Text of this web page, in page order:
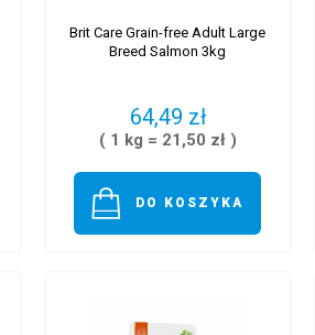
Brit Care Grain-free Adult Large
Breed Salmon 3kg
64,49 zł
( 1 kg = 21,50 zł )
DO KOSZYKA